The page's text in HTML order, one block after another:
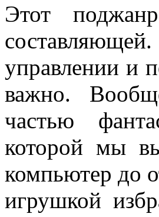
Этот
управлении и
важно.
частью
которой мы
компьютер до
игрушкой